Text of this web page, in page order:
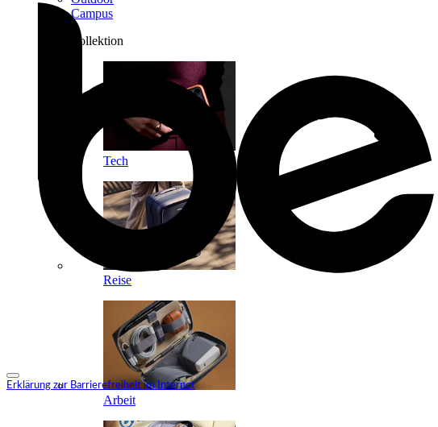
Erklärung zur Barrierefreiheit im Internet
Campus
Nach Kollektion
Tech
Reise
Arbeit